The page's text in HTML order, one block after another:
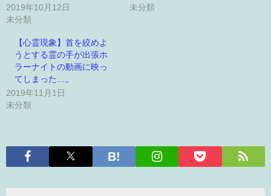
2019年10月12日
未分類
未分類
【心霊現象】首を絞めよ
うとする霊の手が出張ホ
ラーナイトの動画に映っ
てしまった…。
2019年11月1日
未分類